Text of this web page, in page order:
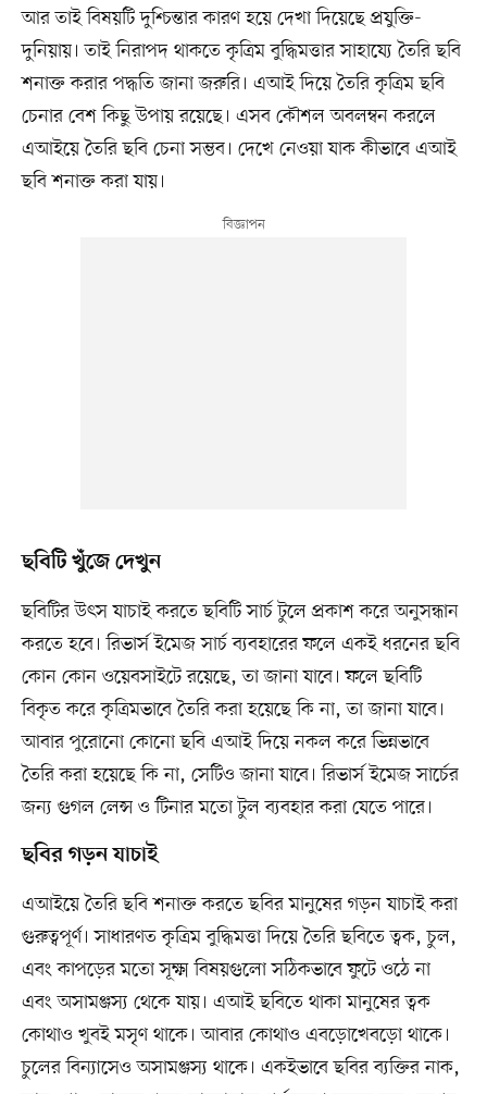
আর তাই বিষয়টি দুশ্চিন্তার কারণ হয়ে দেখা দিয়েছে প্রযুক্তি-
দুনিয়ায়। তাই নিরাপদ থাকতে কৃত্রিম বুদ্ধিমত্তার সাহায্যে তৈরি ছবি
শনাক্ত করার পদ্ধতি জানা জরুরি। এআই দিয়ে তৈরি কৃত্রিম ছবি
চেনার বেশ কিছু উপায় রয়েছে। এসব কৌশল অবলম্বন করলে
এআইয়ে তৈরি ছবি চেনা সম্ভব। দেখে নেওয়া যাক কীভাবে এআই
ছবি শনাক্ত করা যায়।
ছবিটি খুঁজে দেখুন
ছবিটির উৎস যাচাই করতে ছবিটি সার্চ টুলে প্রকাশ করে অনুসন্ধান
করতে হবে। রিভার্স ইমেজ সার্চ ব্যবহারের ফলে একই ধরনের ছবি
কোন কোন ওয়েবসাইটে রয়েছে, তা জানা যাবে। ফলে ছবিটি
বিকৃত করে কৃত্রিমভাবে তৈরি করা হয়েছে কি না, তা জানা যাবে।
আবার পুরোনো কোনো ছবি এআই দিয়ে নকল করে ভিন্নভাবে
তৈরি করা হয়েছে কি না, সেটিও জানা যাবে। রিভার্স ইমেজ সার্চের
জন্য গুগল লেন্স ও টিনার মতো টুল ব্যবহার করা যেতে পারে।
ছবির গড়ন যাচাই
এআইয়ে তৈরি ছবি শনাক্ত করতে ছবির মানুষের গড়ন যাচাই করা
গুরুত্বপূর্ণ। সাধারণত কৃত্রিম বুদ্ধিমত্তা দিয়ে তৈরি ছবিতে ত্বক, চুল,
এবং কাপড়ের মতো সূক্ষ্ম বিষয়গুলো সঠিকভাবে ফুটে ওঠে না
এবং অসামঞ্জস্য থেকে যায়। এআই ছবিতে থাকা মানুষের ত্বক
কোথাও খুবই মসৃণ থাকে। আবার কোথাও এবড়োখেবড়ো থাকে।
চুলের বিন্যাসেও অসামঞ্জস্য থাকে। একইভাবে ছবির ব্যক্তির নাক,